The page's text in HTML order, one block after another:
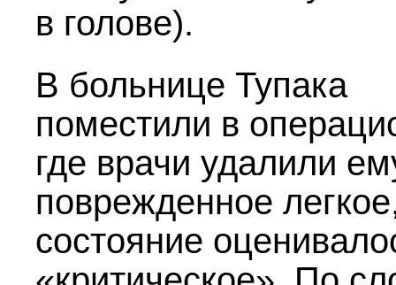
в голове).
В больнице Тупака
поместили в
где врачи удалили
поврежденное
состояние